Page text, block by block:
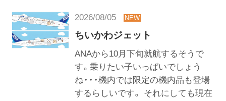
2026/08/05
ちいかわジェット
ANAから10月下旬就航するそうで
す。乗りたい子いっぱいでしょう
ね・・・機内では限定の機内品も登場
するらしいです。 それにしても現在